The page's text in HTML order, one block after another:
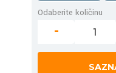
Odaberite količinu
-